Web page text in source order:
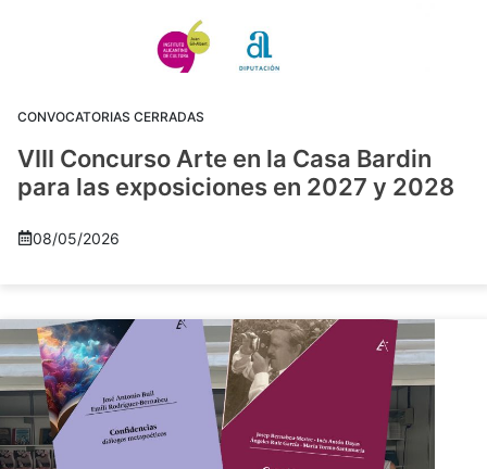
CONVOCATORIAS CERRADAS
VIII Concurso Arte en la Casa Bardin
para las exposiciones en 2027 y 2028
08/05/2026